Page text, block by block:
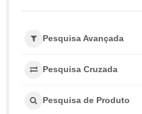
Pesquisa Avançada
Pesquisa Cruzada
Pesquisa de Produto